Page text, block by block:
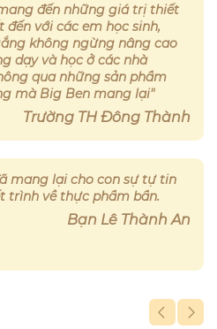
lớp 2 nhưng rất mạnh dạn
động Kỹ Năng. Cảm ơn
Bạn Lê Huyền Chi
Ben đã phối hợp cùng nhà
chức cuộc thi Rung Chuông
các em học sinh xuất sắc
lựa chọn đại diện cho lớp
học Lê Văn Tám, TP